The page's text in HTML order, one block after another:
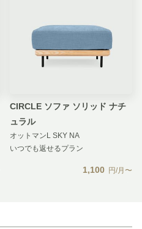
CIRCLE ソファ ソリッド ナチ
ュラル
オットマンL SKY NA
いつでも返せるプラン
1,100 円/月〜